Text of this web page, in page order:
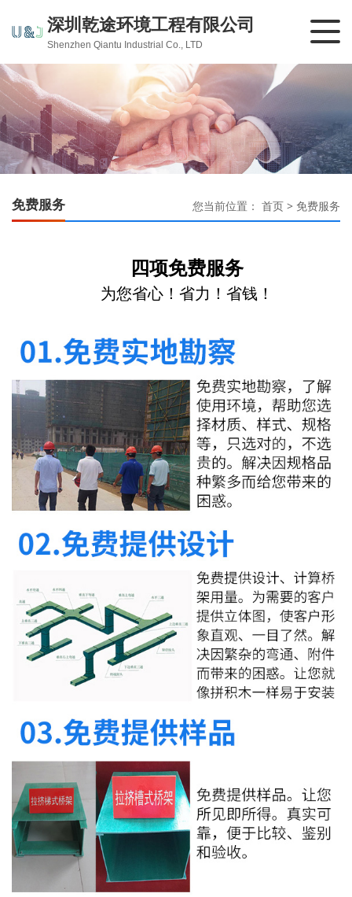
深圳乾途环境工程有限公司
Shenzhen Qiantu Industrial Co., LTD
免费服务 您当前位置： 首页 > 免费服务
四项免费服务
为您省心！省力！省钱！